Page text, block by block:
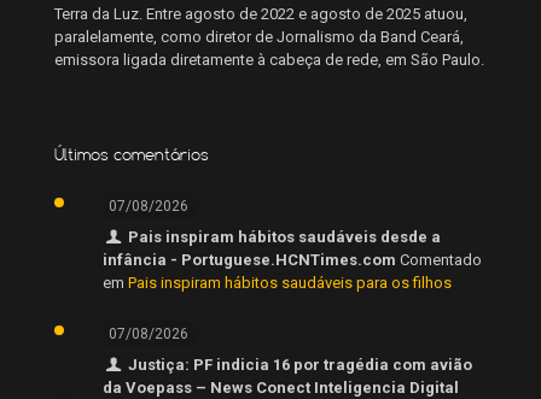
Terra da Luz. Entre agosto de 2022 e agosto de 2025 atuou,
paralelamente, como diretor de Jornalismo da Band Ceará,
emissora ligada diretamente à cabeça de rede, em São Paulo.
Últimos comentários
07/08/2026
Pais inspiram hábitos saudáveis desde a
infância - Portuguese.HCNTimes.com Comentado
em Pais inspiram hábitos saudáveis para os filhos
07/08/2026
Justiça: PF indicia 16 por tragédia com avião
da Voepass – News Conect Inteligencia Digital